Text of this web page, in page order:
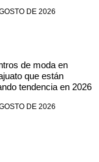
DE 2026
de moda en
que están
tendencia en 2026
DE 2026